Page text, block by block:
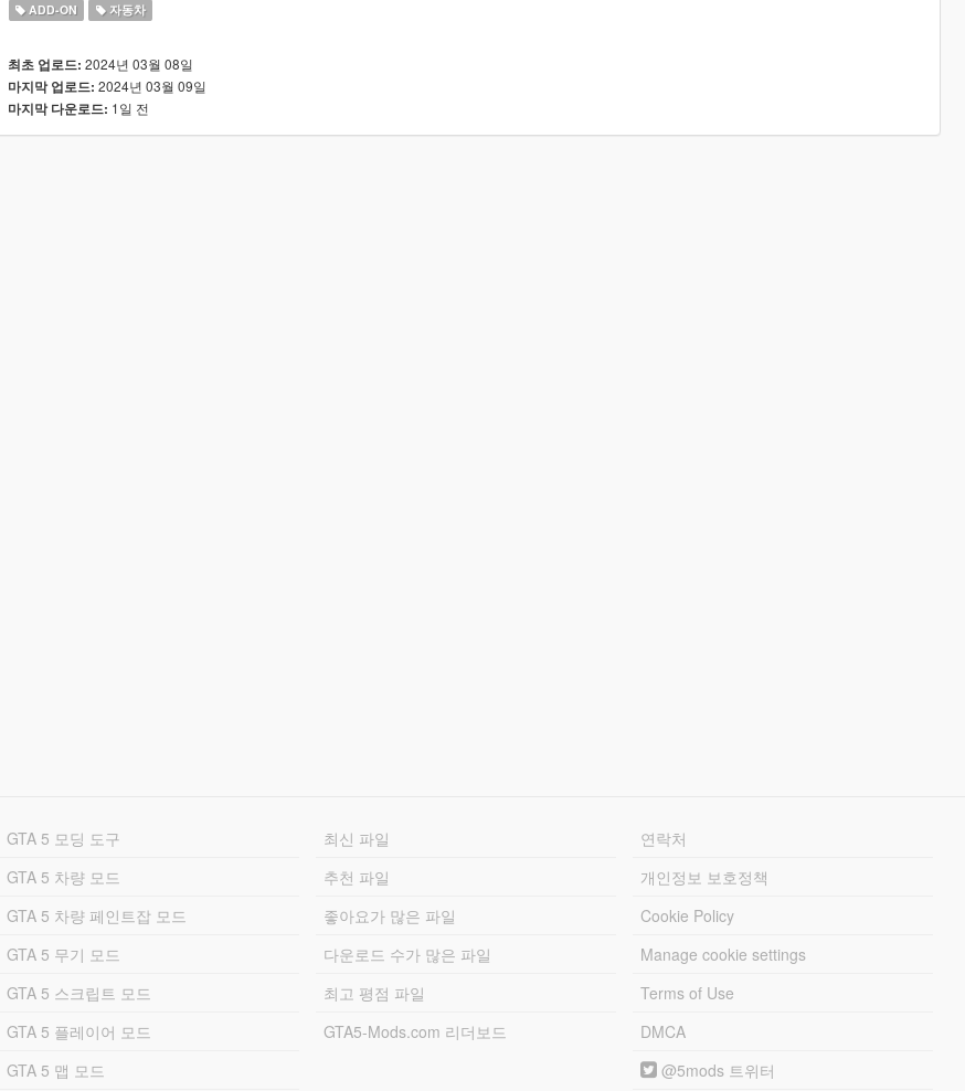
ADD-ON 자동차
최초 업로드: 2024년 03월 08일
마지막 업로드: 2024년 03월 09일
마지막 다운로드: 1일 전
GTA 5 모딩 도구
GTA 5 차량 모드
GTA 5 차량 페인트잡 모드
GTA 5 무기 모드
GTA 5 스크립트 모드
GTA 5 플레이어 모드
GTA 5 맵 모드
최신 파일
추천 파일
좋아요가 많은 파일
다운로드 수가 많은 파일
최고 평점 파일
GTA5-Mods.com 리더보드
연락처
개인정보 보호정책
Cookie Policy
Manage cookie settings
Terms of Use
DMCA
@5mods 트위터